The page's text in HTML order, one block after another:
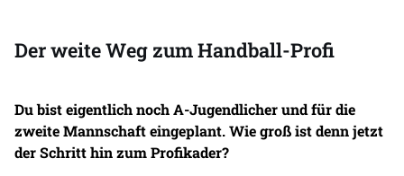
Der weite Weg zum Handball-Profi
Du bist eigentlich noch A-Jugendlicher und für die
zweite Mannschaft eingeplant. Wie groß ist denn jetzt
der Schritt hin zum Profikader?